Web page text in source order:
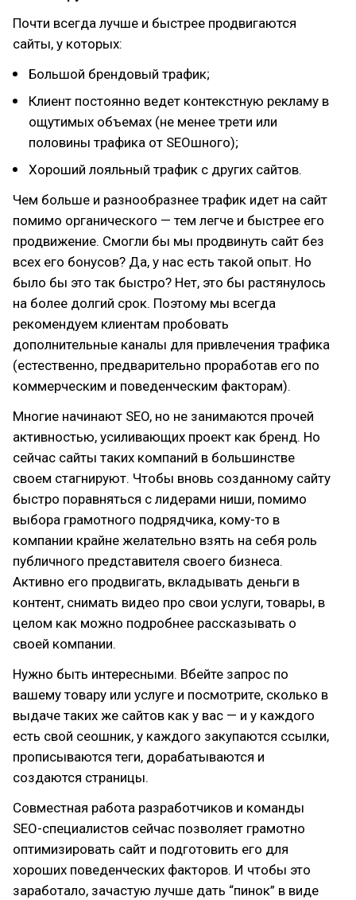
Почти всегда лучше и быстрее продвигаются
сайты, у которых:
Большой брендовый трафик;
Клиент постоянно ведет контекстную рекламу в
ощутимых объемах (не менее трети или
половины трафика от SEOшного);
Хороший лояльный трафик с других сайтов.
Чем больше и разнообразнее трафик идет на сайт
помимо органического — тем легче и быстрее его
продвижение. Смогли бы мы продвинуть сайт без
всех его бонусов? Да, у нас есть такой опыт. Но
было бы это так быстро? Нет, это бы растянулось
на более долгий срок. Поэтому мы всегда
рекомендуем клиентам пробовать
дополнительные каналы для привлечения трафика
(естественно, предварительно проработав его по
коммерческим и поведенческим факторам).
Многие начинают SEO, но не занимаются прочей
активностью, усиливающих проект как бренд. Но
сейчас сайты таких компаний в большинстве
своем стагнируют. Чтобы вновь созданному сайту
быстро поравняться с лидерами ниши, помимо
выбора грамотного подрядчика, кому-то в
компании крайне желательно взять на себя роль
публичного представителя своего бизнеса.
Активно его продвигать, вкладывать деньги в
контент, снимать видео про свои услуги, товары, в
целом как можно подробнее рассказывать о
своей компании.
Нужно быть интересными. Вбейте запрос по
вашему товару или услуге и посмотрите, сколько в
выдаче таких же сайтов как у вас — и у каждого
есть свой сеошник, у каждого закупаются ссылки,
прописываются теги, дорабатываются и
создаются страницы.
Совместная работа разработчиков и команды
SEO-специалистов сейчас позволяет грамотно
оптимизировать сайт и подготовить его для
хороших поведенческих факторов. И чтобы это
заработало, зачастую лучше дать “пинок” в виде